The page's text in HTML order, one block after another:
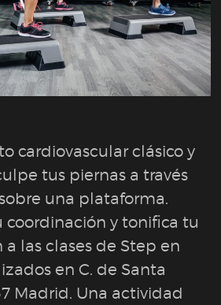
cardiovascular clásico y
tus piernas a través
una plataforma.
coordinación y tonifica tu
a las clases de Step en
en C. de Santa
Madrid. Una actividad